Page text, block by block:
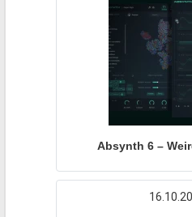
Absynth 6 –